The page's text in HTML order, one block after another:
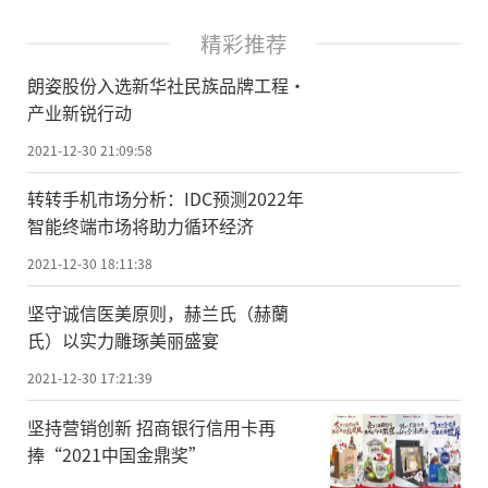
精彩推荐
朗姿股份入选新华社民族品牌工程·
产业新锐行动
2021-12-30 21:09:58
转转手机市场分析：IDC预测2022年
智能终端市场将助力循环经济
2021-12-30 18:11:38
坚守诚信医美原则，赫兰氏（赫蘭
氏）以实力雕琢美丽盛宴
2021-12-30 17:21:39
坚持营销创新 招商银行信用卡再
捧“2021中国金鼎奖”